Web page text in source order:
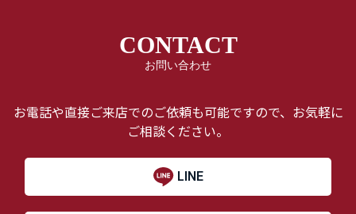
CONTACT
お問い合わせ
お電話や直接ご来店でのご依頼も可能ですので、お気軽に
ご相談ください。
LINE